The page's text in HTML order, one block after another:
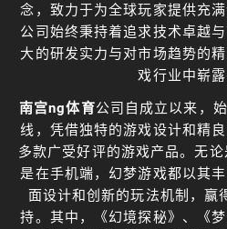
念，致力于为全球玩家提供充
公司始终秉持着追求技术卓越
大的研发实力与对市场趋势的
戏行业中崭露
南宫ng体育公司自成立以来，
线，凭借独特的游戏设计和精
多款广受好评的游戏产品。无
是在手机端，幻梦游戏都以其
面设计和创新的玩法机制，赢
持。其中，《幻境探秘》、《